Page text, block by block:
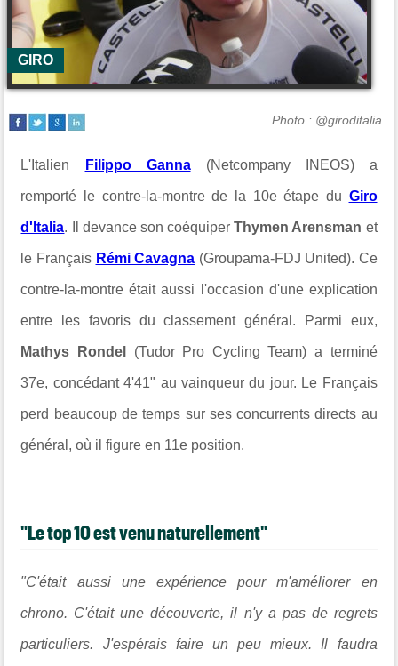
GIRO
Photo : @giroditalia
L'Italien Filippo Ganna(Netcompany INEOS) a
remporté le contre-la-montre de la 10e étape du Giro
d'Italia. Il devance son coéquiperThymen Arensman et
le Français Rémi Cavagna (Groupama-FDJ United). Ce
contre-la-montre était aussi l'occasion d'une explication
entre les favoris du classement général. Parmi eux,
Mathys Rondel (Tudor Pro Cycling Team) a terminé
37e, concédant 4'41" au vainqueur du jour. Le Français
perd beaucoup de temps sur ses concurrents directs au
général, où il figure en 11e position.
"Le top 10 est venu naturellement"
"C'était aussi une expérience pour m'améliorer en
chrono. C'était une découverte, il n'y a pas de regrets
particuliers. J'espérais faire un peu mieux. Il faudra